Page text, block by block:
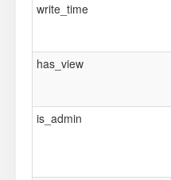
write_time
has_view
is_admin